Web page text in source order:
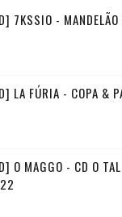
7KSSIO -
LA FÚRIA - COPA &
O MAGGO - CD O